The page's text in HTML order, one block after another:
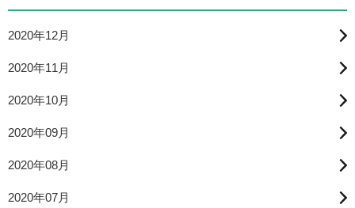
2020年12月
2020年11月
2020年10月
2020年09月
2020年08月
2020年07月